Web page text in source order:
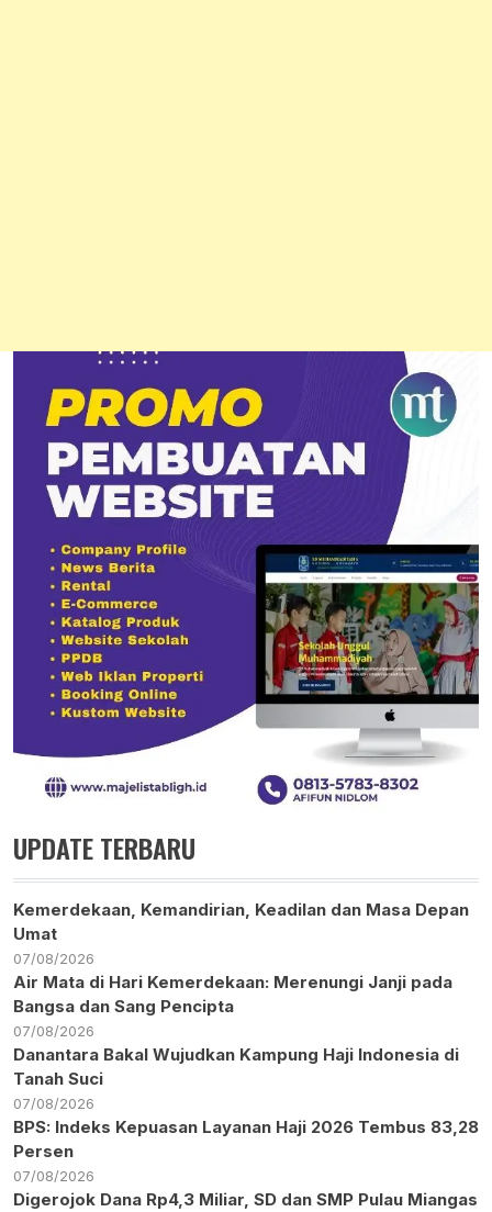
UPDATE TERBARU
Kemerdekaan, Kemandirian, Keadilan dan Masa Depan
Umat
07/08/2026
Air Mata di Hari Kemerdekaan: Merenungi Janji pada
Bangsa dan Sang Pencipta
07/08/2026
Danantara Bakal Wujudkan Kampung Haji Indonesia di
Tanah Suci
07/08/2026
BPS: Indeks Kepuasan Layanan Haji 2026 Tembus 83,28
Persen
07/08/2026
Digerojok Dana Rp4,3 Miliar, SD dan SMP Pulau Miangas